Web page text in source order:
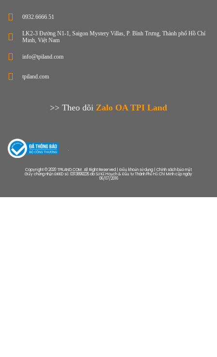
0932.6666.51
LK2-3 Đường N1-1, Saigon Mystery Villas, P. Bình Trưng, Thành phố Hồ Chí
Minh, Việt Nam
info@tpiland.com
tpiland.com
>> Theo dõi Zalo OA TPI Land
Copyright © 2020 TPILAND.COM. All Right Reserved | Điều khoản sử dụng | Chính sách bảo mật
Giấy chứng nhận ĐKKD số: 0313899226 do Sở Kế Hoạch & Đầu tư Thành Phố Hồ Chí Minh cấp ngày
06/07/2016